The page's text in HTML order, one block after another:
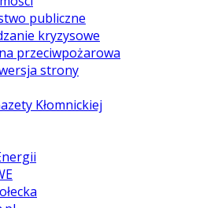
publiczne
kryzysowe
przeciwpożarowa
strony
Kłomnickiej